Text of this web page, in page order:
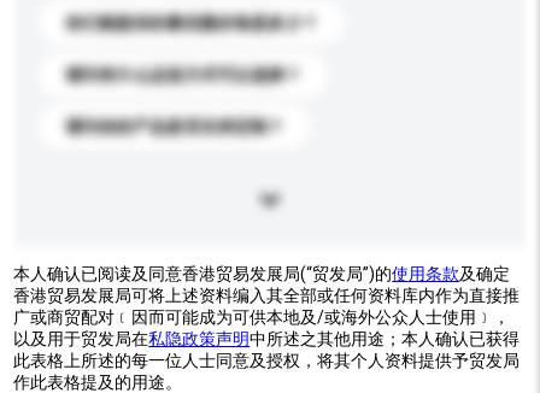
你们能提供的最优惠价格是多少？
请问有什么运送方式可以选择？
请问你的产品是否支持定制？
本人确认已阅读及同意香港贸易发展局(“贸发局”)的使用条款及确定
香港贸易发展局可将上述资料编入其全部或任何资料库内作为直接推
广或商贸配对﹝因而可能成为可供本地及/或海外公众人士使用﹞，
以及用于贸发局在私隐政策声明中所述之其他用途；本人确认已获得
此表格上所述的每一位人士同意及授权，将其个人资料提供予贸发局
作此表格提及的用途。